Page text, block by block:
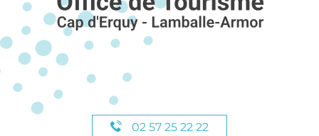
02 57 25 22 22